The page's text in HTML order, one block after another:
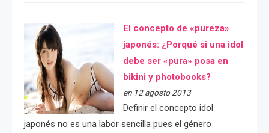
El concepto de «pureza»
japonés: ¿Porqué si una idol
debe ser «pura» posa en
bikini y photobooks?
en 12 agosto 2013
Definir el concepto idol
japonés no es una labor sencilla pues el género